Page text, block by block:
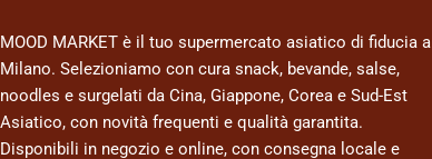
MOOD MARKET è il tuo supermercato asiatico di fiducia a
Milano. Selezioniamo con cura snack, bevande, salse,
noodles e surgelati da Cina, Giappone, Corea e Sud-Est
Asiatico, con novità frequenti e qualità garantita.
Disponibili in negozio e online, con consegna locale e